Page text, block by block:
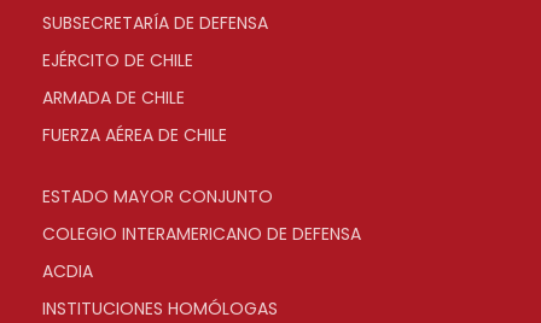
SUBSECRETARÍA DE DEFENSA
EJÉRCITO DE CHILE
ARMADA DE CHILE
FUERZA AÉREA DE CHILE
ESTADO MAYOR CONJUNTO
COLEGIO INTERAMERICANO DE DEFENSA
ACDIA
INSTITUCIONES HOMÓLOGAS